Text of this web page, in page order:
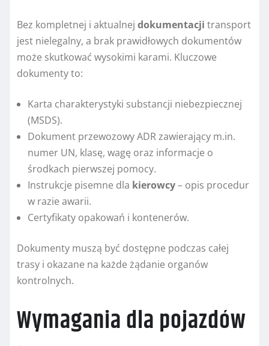
Bez kompletnej i aktualnej dokumentacji transport
jest nielegalny, a brak prawidłowych dokumentów
może skutkować wysokimi karami. Kluczowe
dokumenty to:
Karta charakterystyki substancji niebezpiecznej
(MSDS).
Dokument przewozowy ADR zawierający m.in.
numer UN, klasę, wagę oraz informacje o
środkach pierwszej pomocy.
Instrukcje pisemne dla kierowcy– opis procedur
w razie awarii.
Certyfikaty opakowań i kontenerów.
Dokumenty muszą być dostępne podczas całej
trasy i okazane na każde żądanie organów
kontrolnych.
Wymagania dla pojazdów